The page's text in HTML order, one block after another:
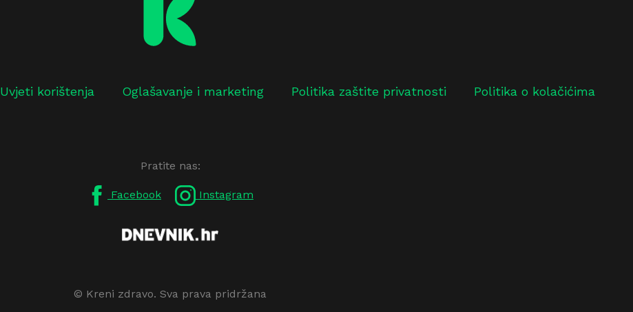
Uvjeti korištenja Oglašavanje i marketing Politika zaštite privatnosti Politika o kolačićima
Pratite nas:
Facebook Instagram
© Kreni zdravo. Sva prava pridržana